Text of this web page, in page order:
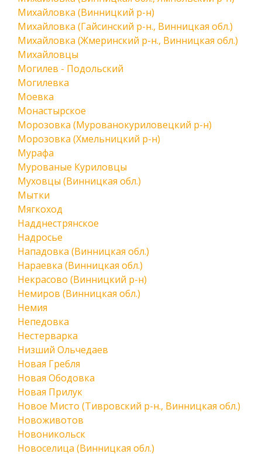
Михайловка (Винницкий р-н)
Михайловка (Гайсинский р-н., Винницкая обл.)
Михайловка (Жмеринский р-н., Винницкая обл.)
Михайловцы
Могилев - Подольский
Могилевка
Моевка
Монастырское
Морозовка (Мурованокуриловецкий р-н)
Морозовка (Хмельницкий р-н)
Мурафа
Мурованые Куриловцы
Муховцы (Винницкая обл.)
Мытки
Мягкоход
Надднестрянское
Надросье
Нападовка (Винницкая обл.)
Нараевка (Винницкая обл.)
Некрасово (Винницкий р-н)
Немиров (Винницкая обл.)
Немия
Непедовка
Нестерварка
Низший Ольчедаев
Новая Гребля
Новая Ободовка
Новая Прилук
Новое Мисто (Тивровский р-н., Винницкая обл.)
Новоживотов
Новоникольск
Новоселица (Винницкая обл.)